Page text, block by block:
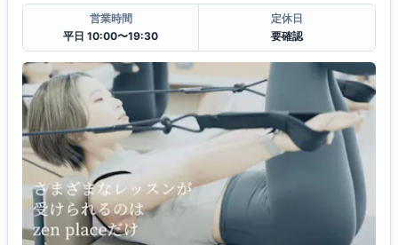
営業時間
平日 10:00〜19:30
定休日
要確認